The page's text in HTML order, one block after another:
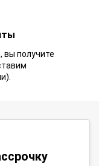
вы получите